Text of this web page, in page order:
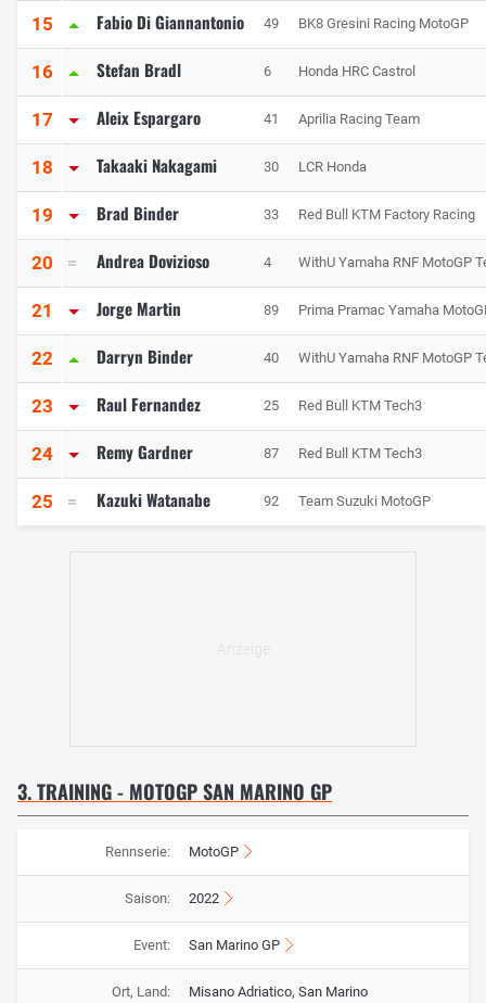
15 Fabio Di Giannantonio 49 BK8 Gresini Racing MotoGP
16 Stefan Bradl 6 Honda HRC Castrol
17 Aleix Espargaro 41 Aprilia Racing Team
18 Takaaki Nakagami 30 LCR Honda
19 Brad Binder 33 Red Bull KTM Factory Racing
20 Andrea Dovizioso 4 WithU Yamaha RNF MotoGP
21 Jorge Martin 89 Prima Pramac Yamaha
22 Darryn Binder 40 WithU Yamaha RNF MotoGP
23 Raul Fernandez 25 Red Bull KTM Tech3
24 Remy Gardner 87 Red Bull KTM Tech3
25 Kazuki Watanabe 92 Team Suzuki MotoGP
3. TRAINING - MOTOGP SAN MARINO GP
Rennserie: MotoGP
Saison: 2022
Event: San Marino GP
Ort, Land: Misano Adriatico, San Marino